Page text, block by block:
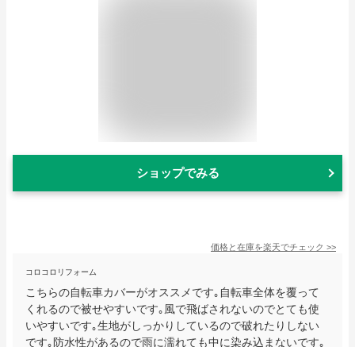
ショップでみる
価格と在庫を楽天でチェック >>
コロコロリフォーム
こちらの自転車カバーがオススメです｡自転車全体を覆って
くれるので被せやすいです｡風で飛ばされないのでとても使
いやすいです｡生地がしっかりしているので破れたりしない
です｡防水性があるので雨に濡れても中に染み込まないです｡